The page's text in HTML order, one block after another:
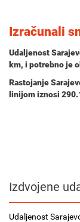
Izračunali
Udaljenost
km, i potrebno je
Rastojanje
linijom iznosi
Izdvojene
Udaljenost